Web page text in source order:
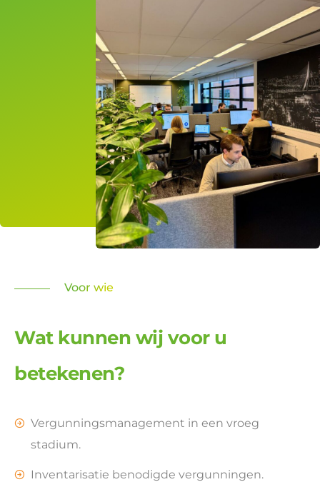
Voor wie
Wat kunnen wij voor u
betekenen?
Vergunningsmanagement in een vroeg
stadium.
Inventarisatie benodigde vergunningen.